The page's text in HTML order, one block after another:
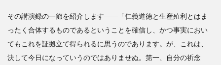
その講演録の一節を紹介します――「仁義道徳と生産殖利とはま
ったく合体するものであるということを確信し、かつ事実におい
てもこれを証拠立て得られるに思うのであります。が、これは、
決して今日になっていうのではありませぬ。第一、自分の祈念